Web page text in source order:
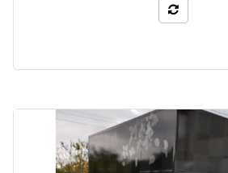
比較する